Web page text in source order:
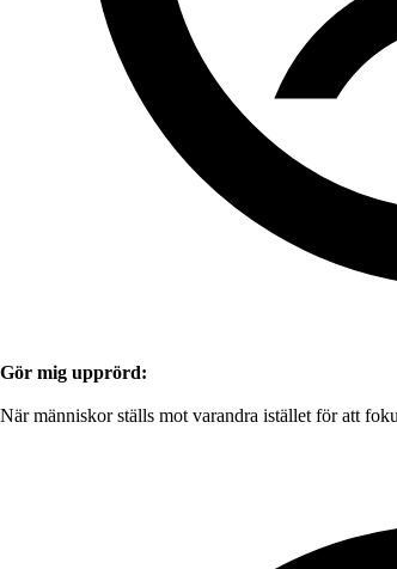
Gör mig upprörd:
När människor ställs mot varandra istället för att